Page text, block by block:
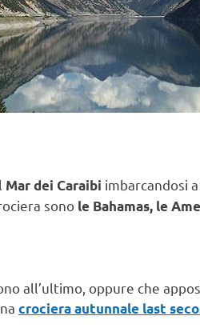
Mar dei Caraibi imbarcandosi
sono le Bahamas, le
all’ultimo, oppure che
crociera autunnale last